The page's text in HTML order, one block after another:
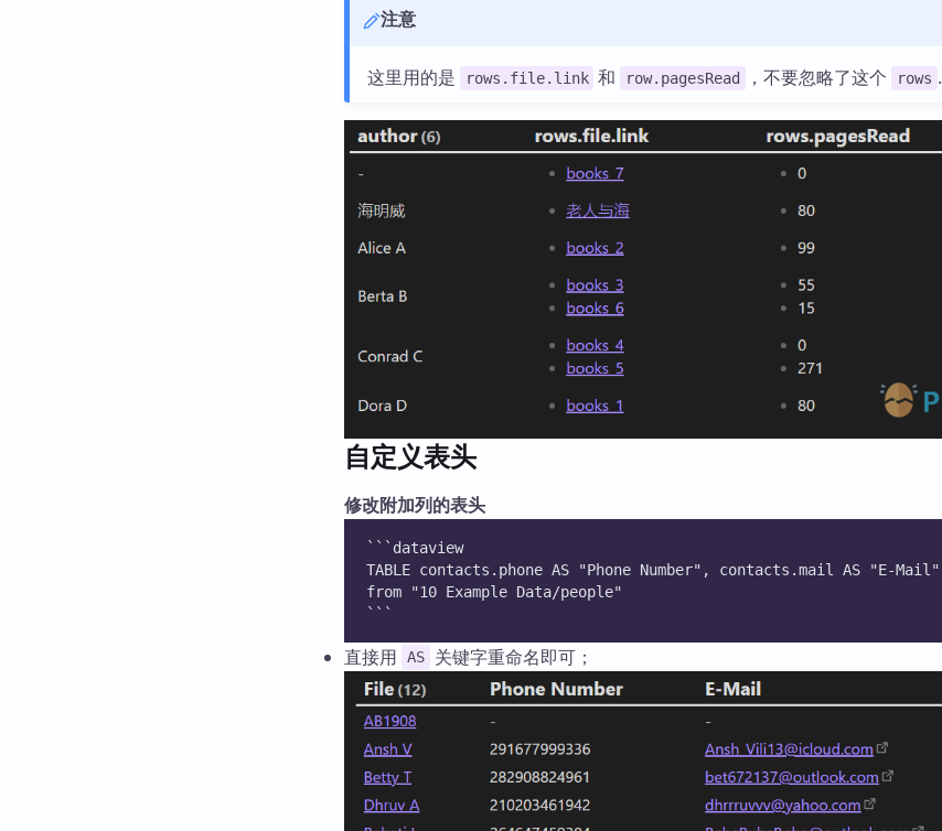
注意
这里用的是 rows.file.link 和 row.pagesRead ，不要忽略了这个 rows .
自定义表头
修改附加列的表头
```dataview
TABLE contacts.phone AS "Phone Number", contacts.mail AS "E-Mail"
from "10 Example Data/people"
```
直接用 AS 关键字重命名即可；